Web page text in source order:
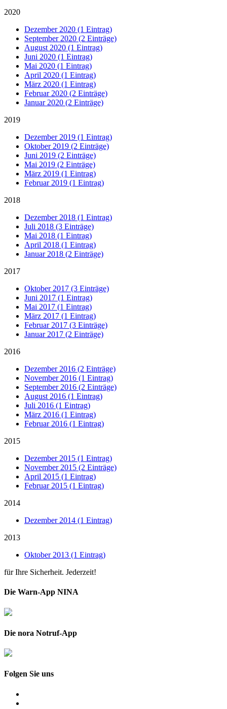
2020
Dezember 2020 (1 Eintrag)
September 2020 (2 Einträge)
August 2020 (1 Eintrag)
Juni 2020 (1 Eintrag)
Mai 2020 (1 Eintrag)
April 2020 (1 Eintrag)
März 2020 (1 Eintrag)
Februar 2020 (2 Einträge)
Januar 2020 (2 Einträge)
2019
Dezember 2019 (1 Eintrag)
Oktober 2019 (2 Einträge)
Juni 2019 (2 Einträge)
Mai 2019 (2 Einträge)
März 2019 (1 Eintrag)
Februar 2019 (1 Eintrag)
2018
Dezember 2018 (1 Eintrag)
Juli 2018 (3 Einträge)
Mai 2018 (1 Eintrag)
April 2018 (1 Eintrag)
Januar 2018 (2 Einträge)
2017
Oktober 2017 (3 Einträge)
Juni 2017 (1 Eintrag)
Mai 2017 (1 Eintrag)
März 2017 (1 Eintrag)
Februar 2017 (3 Einträge)
Januar 2017 (2 Einträge)
2016
Dezember 2016 (2 Einträge)
November 2016 (1 Eintrag)
September 2016 (2 Einträge)
August 2016 (1 Eintrag)
Juli 2016 (1 Eintrag)
März 2016 (1 Eintrag)
Februar 2016 (1 Eintrag)
2015
Dezember 2015 (1 Eintrag)
November 2015 (2 Einträge)
April 2015 (1 Eintrag)
Februar 2015 (1 Eintrag)
2014
Dezember 2014 (1 Eintrag)
2013
Oktober 2013 (1 Eintrag)
für Ihre Sicherheit. Jederzeit!
Die Warn-App NINA
Die nora Notruf-App
Folgen Sie uns